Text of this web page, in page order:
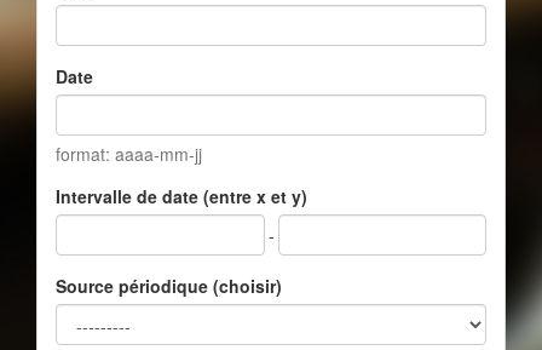
Date
format: aaaa-mm-jj
Intervalle de date (entre x et y)
-
Source périodique (choisir)